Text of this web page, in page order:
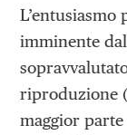
L’entusiasmo
imminente
riproduzione
maggior